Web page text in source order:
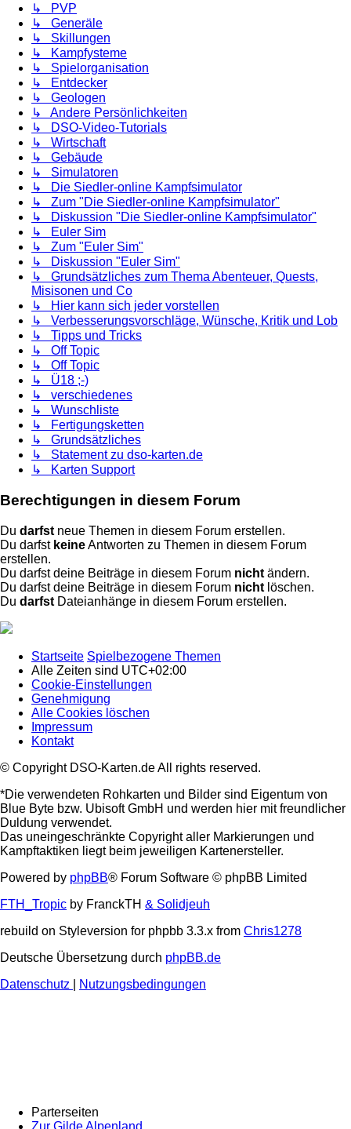
↳ PVP
↳ Generäle
↳ Skillungen
↳ Kampfysteme
↳ Spielorganisation
↳ Entdecker
↳ Geologen
↳ Andere Persönlichkeiten
↳ DSO-Video-Tutorials
↳ Wirtschaft
↳ Gebäude
↳ Simulatoren
↳ Die Siedler-online Kampfsimulator
↳ Zum "Die Siedler-online Kampfsimulator"
↳ Diskussion "Die Siedler-online Kampfsimulator"
↳ Euler Sim
↳ Zum "Euler Sim"
↳ Diskussion "Euler Sim"
↳ Grundsätzliches zum Thema Abenteuer, Quests,
Misisonen und Co
↳ Hier kann sich jeder vorstellen
↳ Verbesserungsvorschläge, Wünsche, Kritik und Lob
↳ Tipps und Tricks
↳ Off Topic
↳ Off Topic
↳ Ü18 ;-)
↳ verschiedenes
↳ Wunschliste
↳ Fertigungsketten
↳ Grundsätzliches
↳ Statement zu dso-karten.de
↳ Karten Support
Berechtigungen in diesem Forum
Du darfst neue Themen in diesem Forum erstellen.
Du darfst keineAntworten zu Themen in diesem Forum
erstellen.
Du darfst deine Beiträge in diesem Forum nicht ändern.
Du darfst deine Beiträge in diesem Forum nicht löschen.
Du darfst Dateianhänge in diesem Forum erstellen.
Startseite Spielbezogene Themen
Alle Zeiten sind UTC+02:00
Cookie-Einstellungen
Genehmigung
Alle Cookies löschen
Impressum
Kontakt
© Copyright DSO-Karten.de All rights reserved.
*Die verwendeten Rohkarten und Bilder sind Eigentum von
Blue Byte bzw. Ubisoft GmbH und werden hier mit freundlicher
Duldung verwendet.
Das uneingeschränkte Copyright aller Markierungen und
Kampftaktiken liegt beim jeweiligen Kartenersteller.
Powered by phpBB® Forum Software © phpBB Limited
FTH_Tropic by FranckTH & Solidjeuh
rebuild on Styleversion for phpbb 3.3.x from Chris1278
Deutsche Übersetzung durch phpBB.de
Datenschutz
Nutzungsbedingungen
Parterseiten
Zur Gilde Alpenland